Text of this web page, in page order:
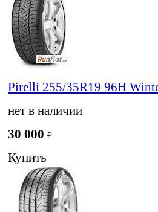
Pirelli 255/35R19 96H
нет в наличии
30 000
Купить